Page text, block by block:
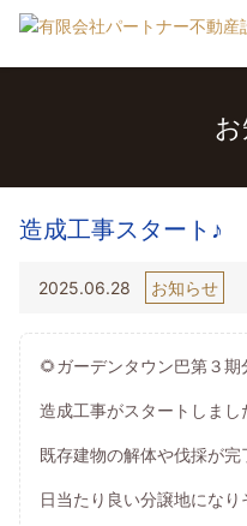
造成工事スタート♪
2025.06.28 お知らせ
🌻ガーデンタウン巴第３期
造成工事がスタートしまし
既存建物の解体や伐採が
日当たり良い分譲地になり